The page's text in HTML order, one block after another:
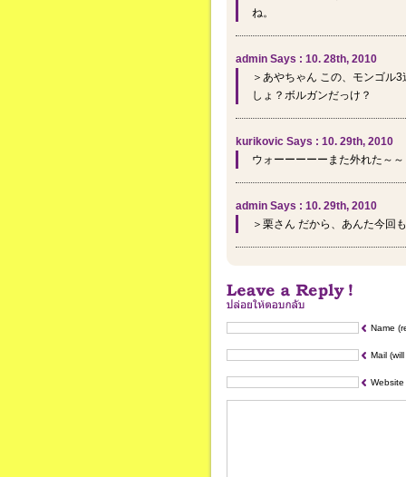
ね。
admin Says : 10. 28th, 2010
＞あやちゃん この、モンゴル
しょ？ボルガンだっけ？
kurikovic Says : 10. 29th, 2010
ウォーーーーーまた外れた～
admin Says : 10. 29th, 2010
＞栗さん だから、あんた今回
Name
Mail
Website